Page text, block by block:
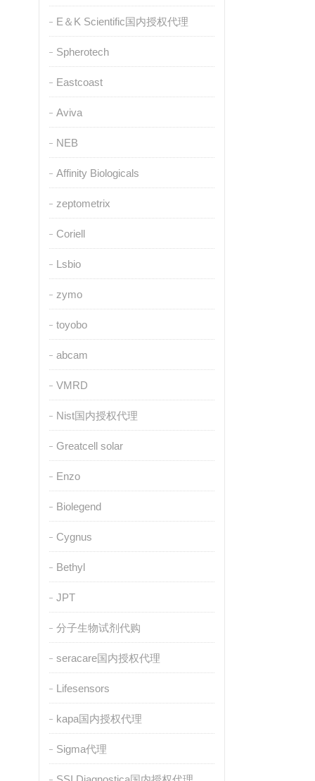
E＆K Scientific国内授权代理
Spherotech
Eastcoast
Aviva
NEB
Affinity Biologicals
zeptometrix
Coriell
Lsbio
zymo
toyobo
abcam
VMRD
Nist国内授权代理
Greatcell solar
Enzo
Biolegend
Cygnus
Bethyl
JPT
分子生物试剂代购
seracare国内授权代理
Lifesensors
kapa国内授权代理
Sigma代理